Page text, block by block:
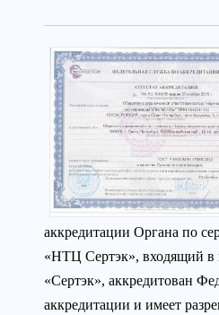
аккредитации Органа по
«НТЦ Сертэк», входящий в
«Сертэк», аккредитован
аккредитации и имеет